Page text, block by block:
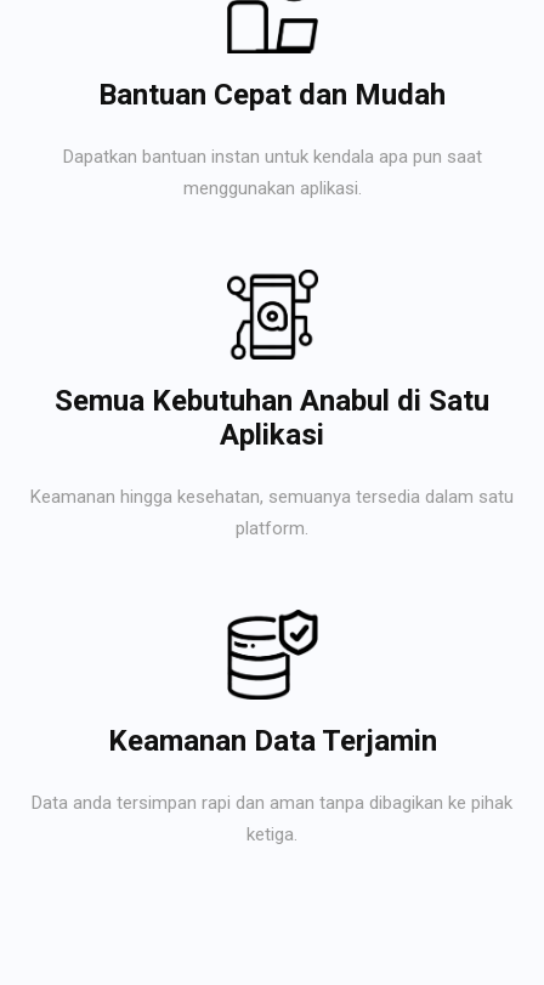
Bantuan Cepat dan Mudah
Dapatkan bantuan instan untuk kendala apa pun saat
menggunakan aplikasi.
Semua Kebutuhan Anabul di Satu
Aplikasi
Keamanan hingga kesehatan, semuanya tersedia dalam satu
platform.
Keamanan Data Terjamin
Data anda tersimpan rapi dan aman tanpa dibagikan ke pihak
ketiga.